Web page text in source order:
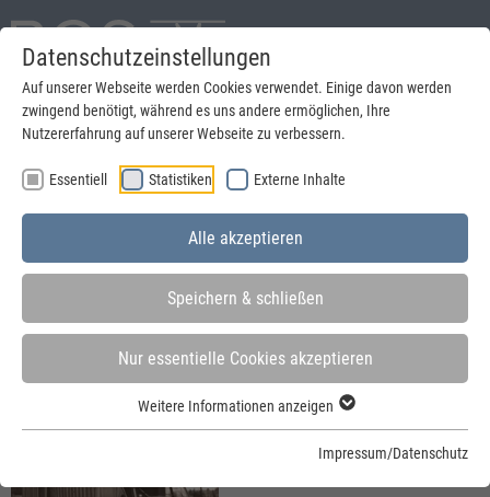
Datenschutzeinstellungen
Auf unserer Webseite werden Cookies verwendet. Einige davon werden
zwingend benötigt, während es uns andere ermöglichen, Ihre
Nutzererfahrung auf unserer Webseite zu verbessern.
Essentiell Statistiken Externe Inhalte
Alle akzeptieren
Speichern & schließen
Nur essentielle Cookies akzeptieren
Weitere Informationen anzeigen
Impressum/Datenschutz
Menu
Startseite » Unternehmen » Firmenhistorie